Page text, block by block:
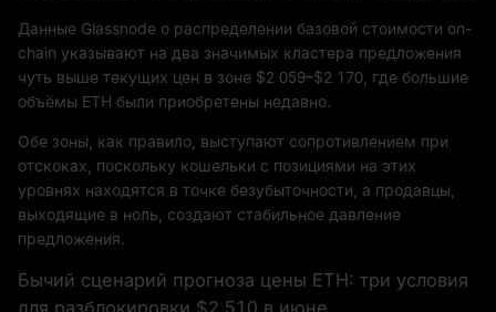
Данные Glassnode о распределении базовой стоимости on-
chain указывают на два значимых кластера предложения
чуть выше текущих цен в зоне $2 059–$2 170, где большие
объёмы ETH были приобретены недавно.
Обе зоны, как правило, выступают сопротивлением при
отскоках, поскольку кошельки с позициями на этих
уровнях находятся в точке безубыточности, а продавцы,
выходящие в ноль, создают стабильное давление
предложения.
Бычий сценарий прогноза цены ETH: три условия